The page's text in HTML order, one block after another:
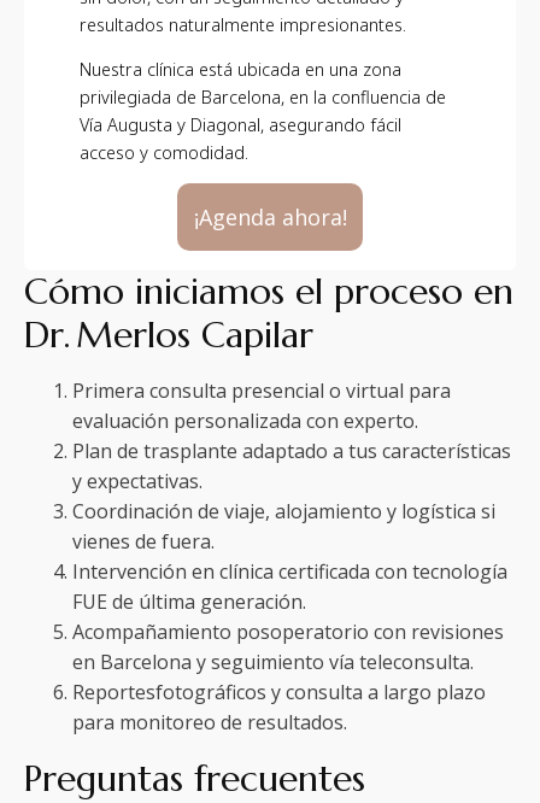
resultados naturalmente impresionantes.
Nuestra clínica está ubicada en una zona
privilegiada de Barcelona, en la confluencia de
Vía Augusta y Diagonal, asegurando fácil
acceso y comodidad.
¡Agenda ahora!
Cómo iniciamos el proceso en
Dr. Merlos Capilar
Primera consulta presencial o virtual para
evaluación personalizada con experto.
Plan de trasplante adaptado a tus características
y expectativas.
Coordinación de viaje, alojamiento y logística si
vienes de fuera.
Intervención en clínica certificada con tecnología
FUE de última generación.
Acompañamiento posoperatorio con revisiones
en Barcelona y seguimiento vía teleconsulta.
Reportesfotográficos y consulta a largo plazo
para monitoreo de resultados.
Preguntas frecuentes